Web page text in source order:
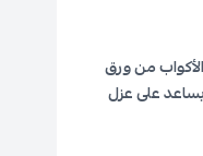
من ورق
يساعد على عزل